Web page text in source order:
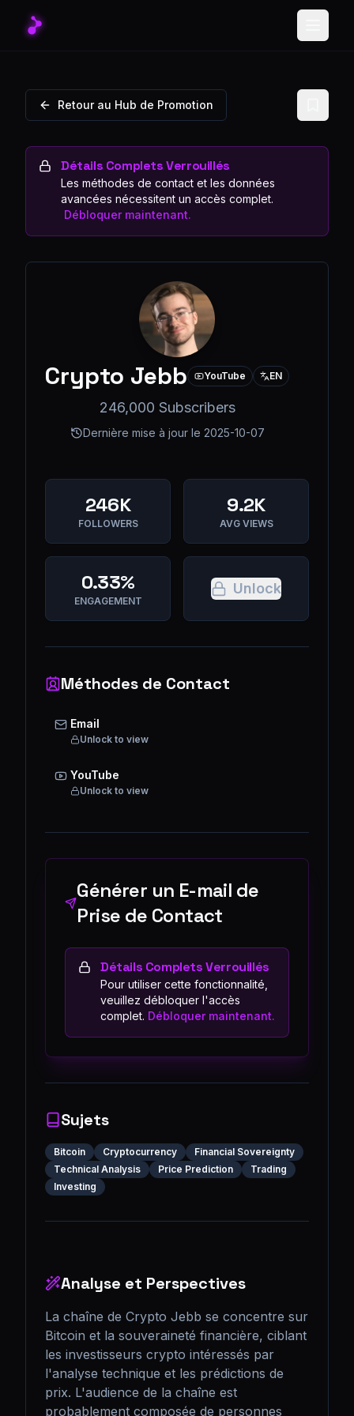
Retour au Hub de Promotion
Détails Complets Verrouillés
Les méthodes de contact et les données
avancées nécessitent un accès complet.
Débloquer maintenant.
Crypto Jebb YouTube EN
246,000 Subscribers
Dernière mise à jour le 2025-10-07
246K
FOLLOWERS
9.2K
AVG VIEWS
0.33%
ENGAGEMENT
Unlock
Méthodes de Contact
Email
Unlock to view
YouTube
Unlock to view
Générer un E-mail de
Prise de Contact
Détails Complets Verrouillés
Pour utiliser cette fonctionnalité,
veuillez débloquer l'accès
complet. Débloquer maintenant.
Sujets
Bitcoin Cryptocurrency
Financial Sovereignty
Technical Analysis
Price Prediction
Trading
Investing
Analyse et Perspectives
La chaîne de Crypto Jebb se concentre sur
Bitcoin et la souveraineté financière, ciblant
les investisseurs crypto intéressés par
l'analyse technique et les prédictions de
prix. L'audience de la chaîne est
probablement composée de personnes